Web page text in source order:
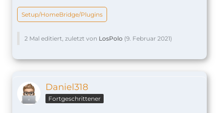
Setup/HomeBridge/Plugins
2 Mal editiert, zuletzt von LosPolo (9. Februar 2021)
Daniel318
Fortgeschrittener